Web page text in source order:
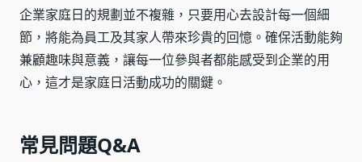
企業家庭日的規劃並不複雜，只要用心去設計每一個細
節，將能為員工及其家人帶來珍貴的回憶。確保活動能夠
兼顧趣味與意義，讓每一位參與者都能感受到企業的用
心，這才是家庭日活動成功的關鍵。
常見問題Q&A